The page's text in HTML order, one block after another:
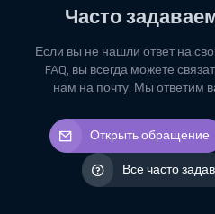
Часто
Если вы не нашли ответ на
FAQ, вы всегда можете
нам на почту. Мы ответим
Открыть обращение
Все часто